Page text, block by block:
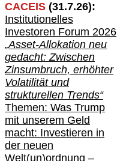
CACEIS (31.7.26):
Institutionelles
Investoren Forum 2026
„Asset-Allokation neu
gedacht: Zwischen
Zinsumbruch, erhöhter
Volatilität und
strukturellen Trends“
Themen: Was Trump
mit unserem Geld
macht: Investieren in
der neuen
Welt(un)ordnung –